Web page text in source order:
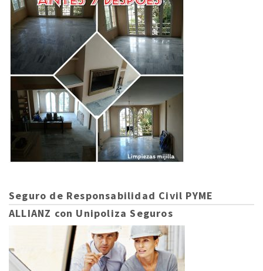
Seguro de Responsabilidad Civil PYME
ALLIANZ con Unipoliza Seguros